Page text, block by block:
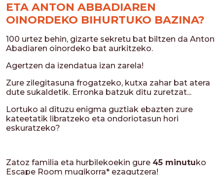
ETA ANTON ABBADIAREN
OINORDEKO BIHURTUKO BAZINA?
100 urtez behin, gizarte sekretu bat biltzen da Anton
Abadiaren oinordeko bat aurkitzeko.
Agertzen da izendatua izan zarela!
Zure zilegitasuna frogatzeko, kutxa zahar bat atera
dute sukaldetik. Erronka batzuk ditu zuretzat...
Lortuko al dituzu enigma guztiak ebazten zure
kateetatik libratzeko eta ondoriotasun hori
eskuratzeko?
Zatoz familia eta hurbilekoekin gure 45 minutuko
Escape Room mugikorra* ezagutzera!